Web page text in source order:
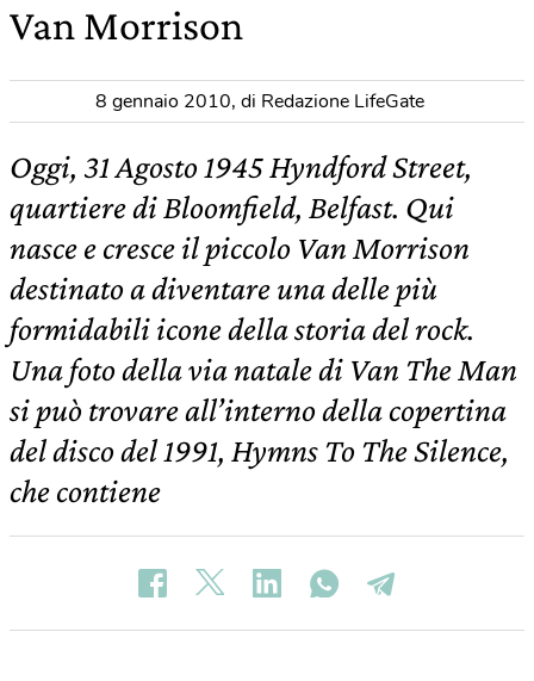
Van Morrison
8 gennaio 2010, di Redazione LifeGate
Oggi, 31 Agosto 1945 Hyndford Street,
quartiere di Bloomfield, Belfast. Qui
nasce e cresce il piccolo Van Morrison
destinato a diventare una delle più
formidabili icone della storia del rock.
Una foto della via natale di Van The Man
si può trovare all’interno della copertina
del disco del 1991, Hymns To The Silence,
che contiene